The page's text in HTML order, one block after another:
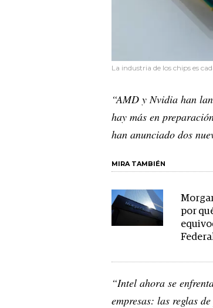
La industria de los chips es
“AMD y Nvidia han
hay más en
han anunciado dos
MIRA TAMBIÉN
por
“Intel ahora se
empresas: las reglas